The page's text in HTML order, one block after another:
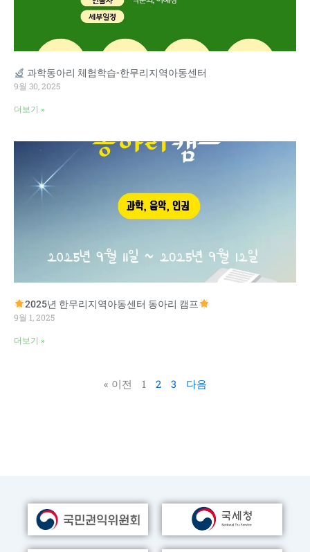
과학동아리 체험학습-한무리지역아동센터
9월 30, 2025
더보기 »
2025년 한무리지역아동센터 동아리 캠프
9월 1, 2025
더보기 »
« 이전 1 2 3 다음